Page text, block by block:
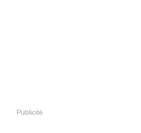
Publicité